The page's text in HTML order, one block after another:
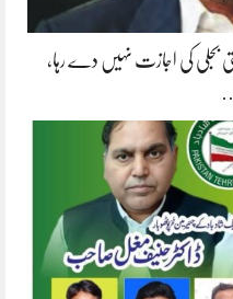
بجلی کی اجازت نہیں دے رہا،